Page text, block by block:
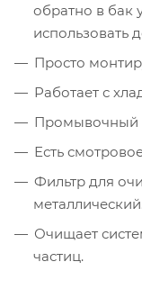
обратно в бак
использовать
Просто
Работает с
Промывочный
Есть
Фильтр для
Очищает
частиц.